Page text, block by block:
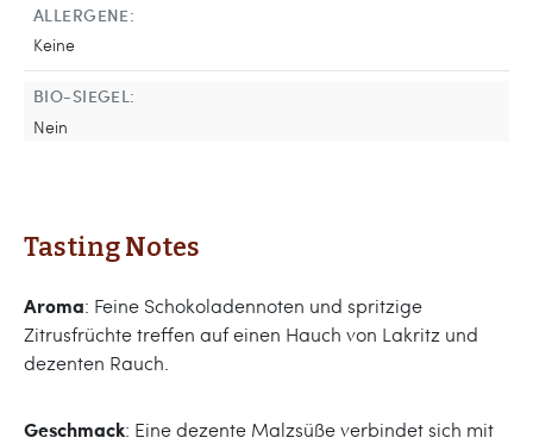
ALLERGENE:
Keine
BIO-SIEGEL:
Nein
Tasting Notes
Aroma: Feine Schokoladennoten und spritzige
Zitrusfrüchte treffen auf einen Hauch von Lakritz und
dezenten Rauch.
Geschmack: Eine dezente Malzsüße verbindet sich mit